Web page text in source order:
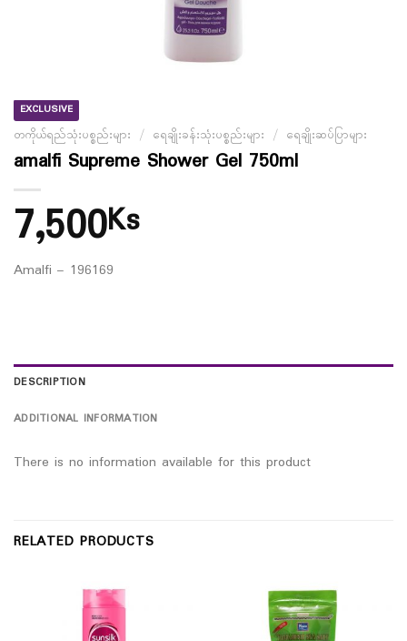
EXCLUSIVE
တကိုယ်ရည်သုံးပစ္စည်းများ / ရေချိုးခန်းသုံးပစ္စည်းများ / ရေချိုးဆပ်ပြာများ
amalfi Supreme Shower Gel 750ml
7,500Ks
Amalfi – 196169
DESCRIPTION
ADDITIONAL INFORMATION
There is no information available for this product
RELATED PRODUCTS